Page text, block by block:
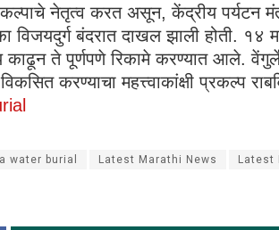
नेतृत्व करत असून, केंद्रीय पर्यटन
बंदरात दाखल झाली होती. १४
काढून ते पूर्णपणे रिकामे करण्यात आले.
करण्याचा महत्त्वाकांक्षी प्रकल्प
water burial Latest Marathi News Latest